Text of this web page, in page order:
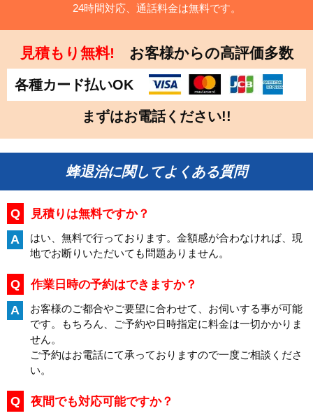
24時間対応、通話料金は無料です。
見積もり無料! お客様からの高評価多数
各種カード払いOK
まずはお電話ください!!
蜂退治に関してよくある質問
Q 見積りは無料ですか？
A
はい、無料で行っております。金額感が合わなければ、現
地でお断りいただいても問題ありません。
Q 作業日時の予約はできますか？
A
お客様のご都合やご要望に合わせて、お伺いする事が可能
です。もちろん、ご予約や日時指定に料金は一切かかりま
せん。
ご予約はお電話にて承っておりますので一度ご相談くださ
い。
Q 夜間でも対応可能ですか？